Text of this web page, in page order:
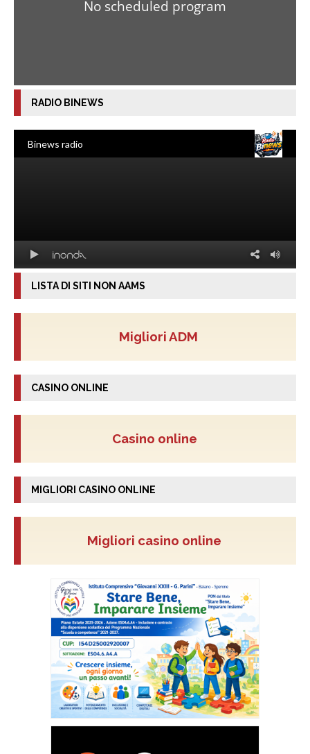
RADIO BINEWS
LISTA DI SITI NON AAMS
Migliori ADM
CASINO ONLINE
Casino online
MIGLIORI CASINO ONLINE
Migliori casino online